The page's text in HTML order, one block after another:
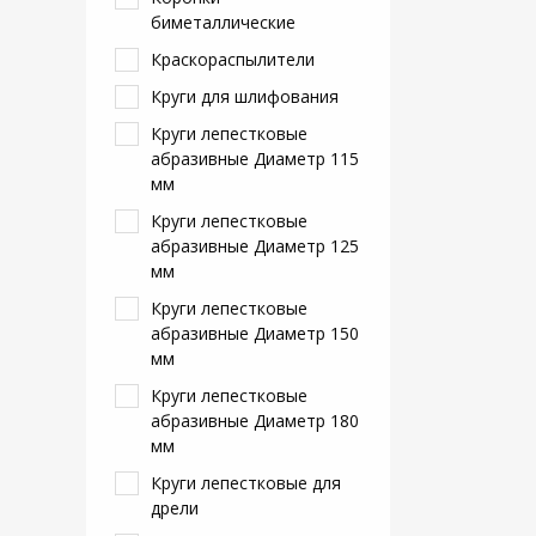
биметаллические
Краскораспылители
Круги для шлифования
Круги лепестковые
абразивные Диаметр 115
мм
Круги лепестковые
абразивные Диаметр 125
мм
Круги лепестковые
абразивные Диаметр 150
мм
Круги лепестковые
абразивные Диаметр 180
мм
Круги лепестковые для
дрели